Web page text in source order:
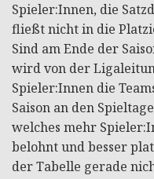
Spieler:Innen, die
fließt nicht in die
Sind am Ende der
wird von der
Spieler:Innen die
Saison an den
welches mehr
belohnt und besser
der Tabelle gerade